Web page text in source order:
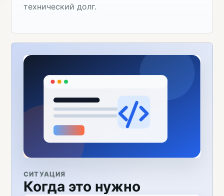
технический долг.
СИТУАЦИЯ
Когда это нужно